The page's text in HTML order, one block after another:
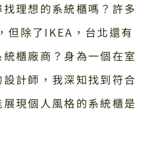
理想的系統櫃嗎？許多
但除了IKEA，台北還有
櫃廠商？身為一個在室
計師，我深知找到符合
現個人風格的系統櫃是